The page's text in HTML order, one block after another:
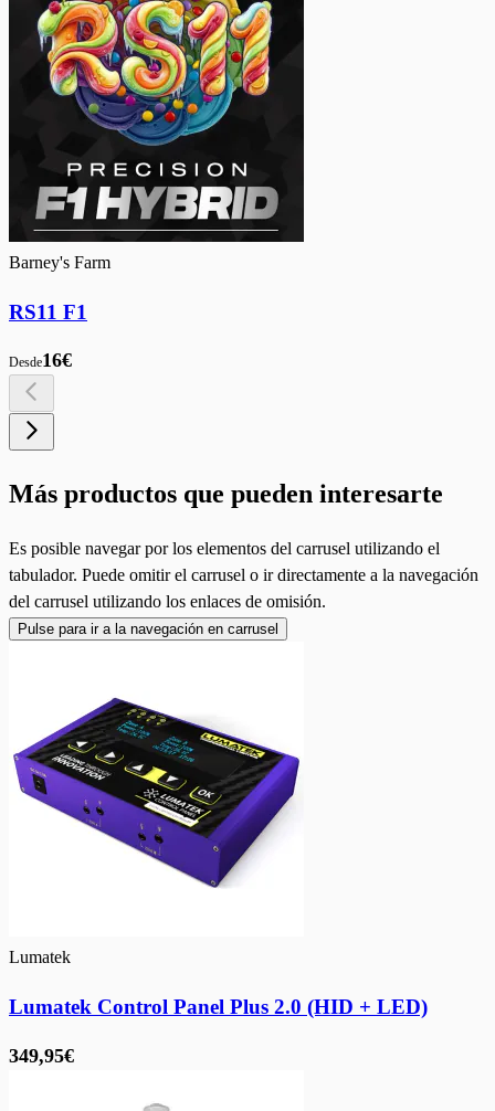
Barney's Farm
RS11 F1
Desde16€
Más productos que pueden interesarte
Es posible navegar por los elementos del carrusel utilizando el
tabulador. Puede omitir el carrusel o ir directamente a la navegación
del carrusel utilizando los enlaces de omisión.
Pulse para ir a la navegación en carrusel
Lumatek
Lumatek Control Panel Plus 2.0 (HID + LED)
349,95€